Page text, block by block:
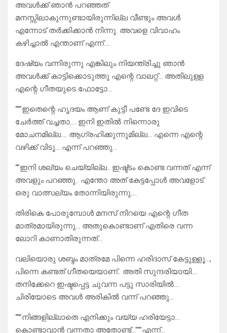
അവൾക്ക് ഞാൻ പറഞ്ഞത്
മനസ്സിലാകുന്നുണ്ടായിരുന്നില്ല വീണ്ടും അവൾ
എന്നോട് തർക്കിക്കാൻ നിന്നു. അവളെ വിവാഹം
കഴിച്ചാൽ എന്താണ് എന്ന്….
ദേഷ്യം വന്നിരുന്നു എങ്കിലും നിയന്ത്രിച്ചു ഞാൻ
അവൾക്ക് കാട്ടിക്കൊടുത്തു എന്റെ വാലറ്റ്… അതിലുള്ള
എന്റെ ഗീതയുടെ ഫോട്ടോ…
“””ഇതെന്റെ ഹൃദയം ആണ് കുട്ടീ പണ്ടേ ദേ ഇവിടെ
ചേർത്ത് വച്ചതാ…. ഇനി ഇതിൽ നിന്നൊരു
മോചനമില്ല…. ആഗ്രഹിക്കുന്നുമില്ല… എന്നെ എന്റെ
വഴിക്ക് വിടൂ… എന്ന് പറഞ്ഞു…
“”ഇനി ശല്യം ചെയ്യില്ല.. ഇഷ്ട്ടം കൊണ്ട വന്നത് എന്ന്
അവളും പറഞ്ഞു.. എന്തോ അത് കേട്ടപ്പോൾ അവളോട്
ഒരു വാത്സല്യം തോന്നിയിരുന്നു….
തിരികെ പോരുമ്പോൾ മനസ് നിറയെ എന്റെ ഗീത
മാത്രമായിരുന്നു… അതുകൊണ്ടാണ് എതിരെ വന്ന
ലോറി കാണാതിരുന്നത്…
വലിയൊരു ശബ്ദം മാത്രമേ പിന്നെ ഹരിദാസ് കേട്ടുള്ളൂ…,
പിന്നെ കണ്ടത് ഗീതയെയാണ്.. അതി സുന്ദരിയായി….
തനിക്കേറെ ഇഷ്ടപ്പെട്ട ചുവന്ന പട്ടു സാരിയിൽ….
ചിരിയോടെ അവൾ അരികിൽ വന്ന് പറഞ്ഞു…
“””നിങ്ങളില്ലാതെ എനിക്കും വയ്യ ഹരിയേട്ടാ…
കൊണ്ടാവാൻ വന്നതാ അതോണ്ട്…”””എന്ന്…